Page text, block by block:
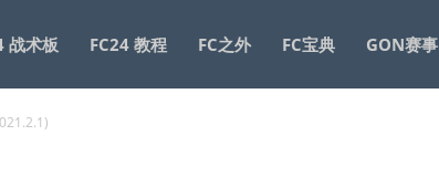
战术板 FC24 教程 FC之外 FC宝典 GON赛事